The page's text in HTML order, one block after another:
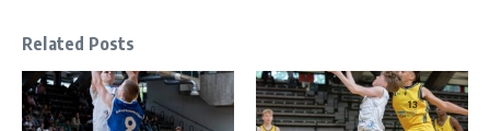
Related Posts